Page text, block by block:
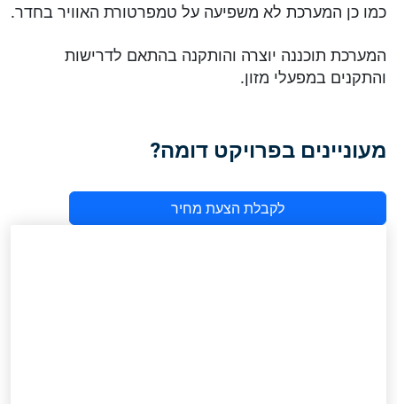
כמו כן המערכת לא משפיעה על טמפרטורת האוויר בחדר.
המערכת תוכננה יוצרה והותקנה בהתאם לדרישות
והתקנים במפעלי מזון.
מעוניינים בפרויקט דומה?
לקבלת הצעת מחיר